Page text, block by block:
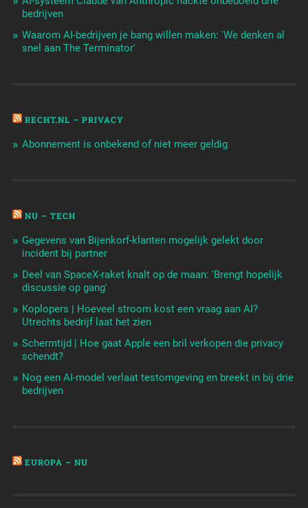
bedrijven
Waarom AI-bedrijven je bang willen maken: 'We denken al
snel aan The Terminator'
RECHT.NL – PRIVACY
Abonnement is onbekend of niet meer geldig
NU – TECH
Gegevens van Bijenkorf-klanten mogelijk gelekt door
incident bij partner
Deel van SpaceX-raket knalt op de maan: 'Brengt hopelijk
discussie op gang'
Koplopers | Hoeveel stroom kost een vraag aan AI?
Utrechts bedrijf laat het zien
Schermtijd | Hoe gaat Apple een bril verkopen die privacy
schendt?
Nog een AI-model verlaat testomgeving en breekt in bij drie
bedrijven
EUROPA – NU